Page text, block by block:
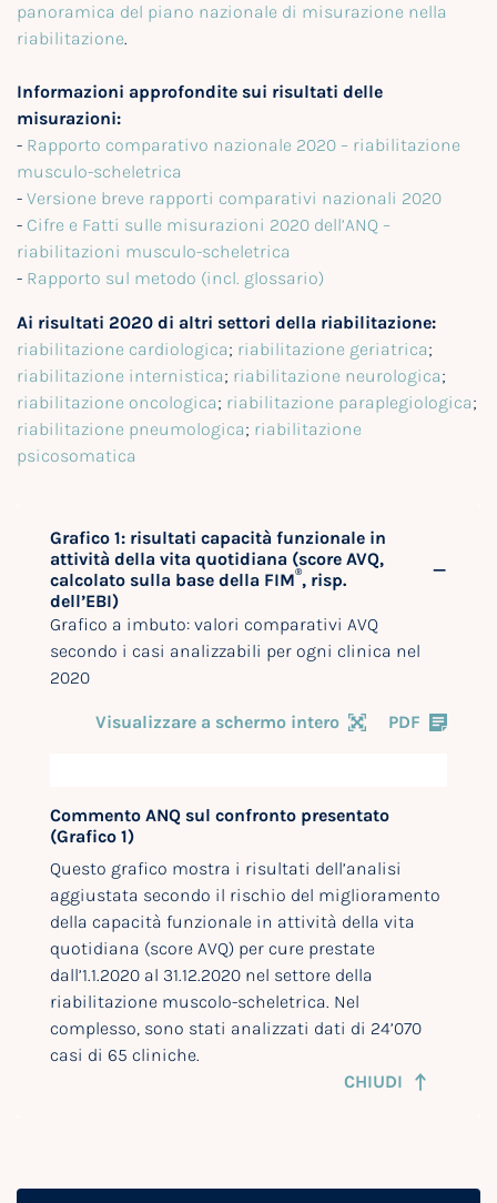
panoramica del piano nazionale di misurazione nella
riabilitazione.
Informazioni approfondite sui risultati delle
misurazioni:
- Rapporto comparativo nazionale 2020 – riabilitazione
musculo-scheletrica
- Versione breve rapporti comparativi nazionali 2020
- Cifre e Fatti sulle misurazioni 2020 dell’ANQ –
riabilitazioni musculo-scheletrica
- Rapporto sul metodo (incl. glossario)
Ai risultati 2020 di altri settori della riabilitazione:
riabilitazione cardiologica; riabilitazione geriatrica;
riabilitazione internistica; riabilitazione neurologica;
riabilitazione oncologica; riabilitazione paraplegiologica;
riabilitazione pneumologica; riabilitazione
psicosomatica
Grafico 1: risultati capacità funzionale in
attività della vita quotidiana (score AVQ,
calcolato sulla base della FIM®, risp.
dell’EBI)
Grafico a imbuto: valori comparativi AVQ
secondo i casi analizzabili per ogni clinica nel
2020
Visualizzare a schermo intero PDF
Commento ANQ sul confronto presentato
(Grafico 1)
Questo grafico mostra i risultati dell’analisi
aggiustata secondo il rischio del miglioramento
della capacità funzionale in attività della vita
quotidiana (score AVQ) per cure prestate
dall’1.1.2020 al 31.12.2020 nel settore della
riabilitazione muscolo-scheletrica. Nel
complesso, sono stati analizzati dati di 24’070
casi di 65 cliniche.
CHIUDI